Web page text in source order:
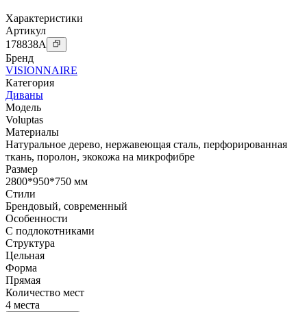
Характеристики
Артикул
178838A
Бренд
VISIONNAIRE
Категория
Диваны
Модель
Voluptas
Материалы
Натуральное дерево, нержавеющая сталь, перфорированная
ткань, поролон, экокожа на микрофибре
Размер
2800*950*750 мм
Стили
Брендовый, современный
Особенности
С подлокотниками
Структура
Цельная
Форма
Прямая
Количество мест
4 места